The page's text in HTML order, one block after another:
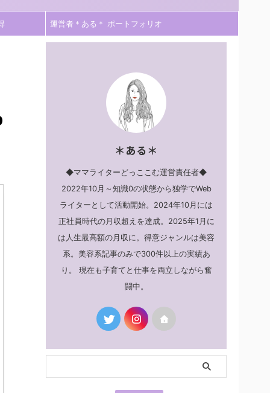
運営者＊ある＊ ポートフォリオ
＊ある＊
◆ママライターどっここむ運営責任者◆
2022年10月～知識0の状態から独学でWeb
ライターとして活動開始。2024年10月には
正社員時代の月収超えを達成。2025年1月に
は人生最高額の月収に。得意ジャンルは美容
系。美容系記事のみで300件以上の実績あ
り。 現在も子育てと仕事を両立しながら奮
闘中。